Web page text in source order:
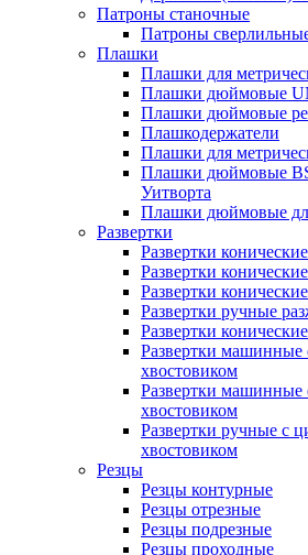
Патроны станочные
Патроны
Плашки
Плашки для
Плашки дюймовые
Плашки дюймовые
Плашкодержатели
Плашки для
Плашки дюймовые
Уитворта
Плашки дюймовые
Развертки
Развертки
Развертки
Развертки
Развертки ручные
Развертки
Развертки машинные
хвостовиком
Развертки
хвостовиком
Развертки ручные с
хвостовиком
Резцы
Резцы контурные
Резцы отрезные
Резцы подрезные
Резцы проходные